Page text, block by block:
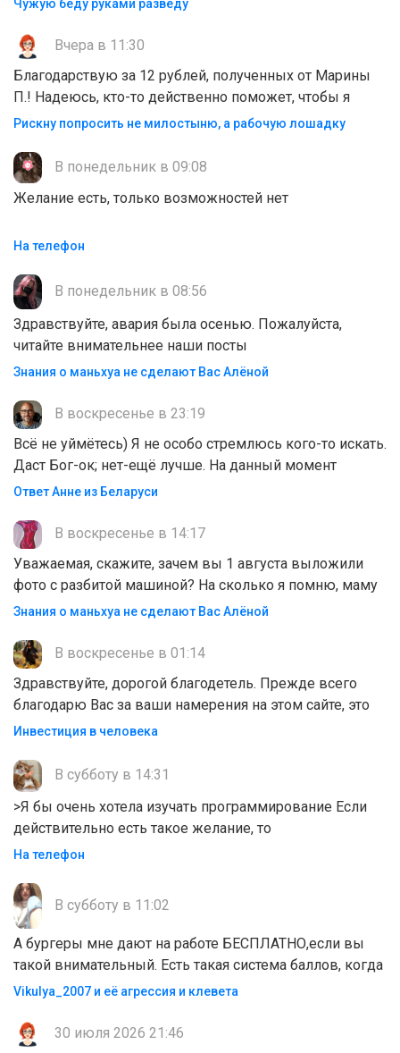
Чужую беду руками разведу
Вчера в 11:30
Благодарствую за 12 рублей, полученных от Марины
П.! Надеюсь, кто-то действенно поможет, чтобы я
Рискну попросить не милостыню, а рабочую лошадку
В понедельник в 09:08
Желание есть, только возможностей нет
На телефон
В понедельник в 08:56
Здравствуйте, авария была осенью. Пожалуйста,
читайте внимательнее наши посты
Знания о маньхуа не сделают Вас Алëной
В воскресенье в 23:19
Всё не уймётесь) Я не особо стремлюсь кого-то искать.
Даст Бог-ок; нет-ещё лучше. На данный момент
Ответ Анне из Беларуси
В воскресенье в 14:17
Уважаемая, скажите, зачем вы 1 августа выложили
фото с разбитой машиной? На сколько я помню, маму
Знания о маньхуа не сделают Вас Алëной
В воскресенье в 01:14
Здравствуйте, дорогой благодетель. Прежде всего
благодарю Вас за ваши намерения на этом сайте, это
Инвестиция в человека
В субботу в 14:31
>Я бы очень хотела изучать программирование Если
действительно есть такое желание, то
На телефон
В субботу в 11:02
А бургеры мне дают на работе БЕСПЛАТНО,если вы
такой внимательный. Есть такая система баллов, когда
Vikulya_2007 и её агрессия и клевета
30 июля 2026 21:46